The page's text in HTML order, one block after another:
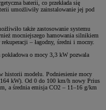
baterii, co przekłada się
umożliwiły zainstalowanie jej pod
także zastosowanie systemu
mocniejszego hamowania silnikiem
– łagodny, średni i mocny.
pokładowa o mocy 3,3 kW pozwala
historii modelu. Podniesienie mocy
kW). Od 0 do 100 km/h nowy Prius
a średnia emisja CO2 – 11–16 g/km